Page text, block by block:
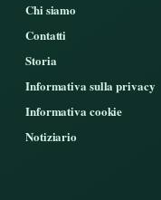
Chi siamo
Contatti
Storia
Informativa sulla privacy
Informativa cookie
Notiziario